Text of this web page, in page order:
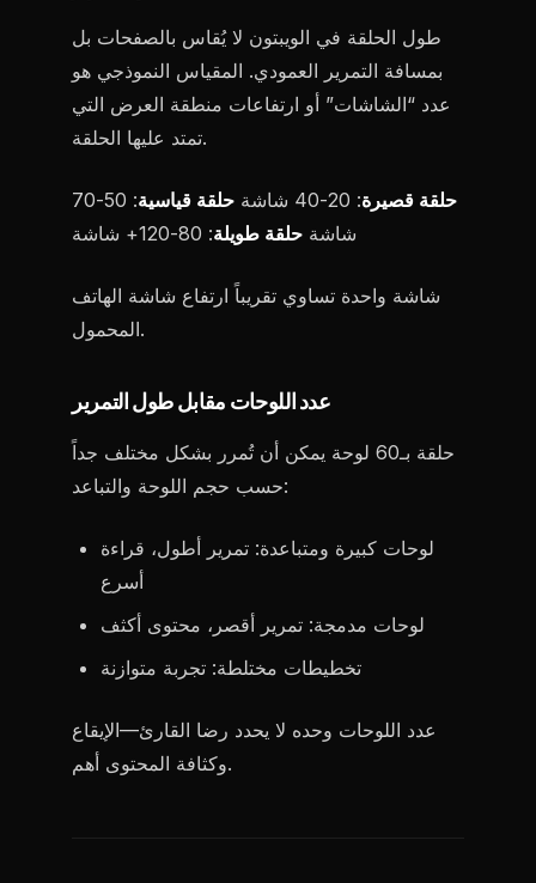
طول الحلقة في الويبتون لا يُقاس بالصفحات بل
بمسافة التمرير العمودي. المقياس النموذجي هو
عدد “الشاشات” أو ارتفاعات منطقة العرض التي
تمتد عليها الحلقة.
حلقة قصيرة: 20-40 شاشة حلقة قياسية
: 50-70
شاشة حلقة طويلة: 80-120+ شاشة
شاشة واحدة تساوي تقريباً ارتفاع شاشة الهاتف
المحمول.
عدد اللوحات مقابل طول التمرير
حلقة بـ60 لوحة يمكن أن تُمرر بشكل مختلف جداً
حسب حجم اللوحة والتباعد:
لوحات كبيرة ومتباعدة: تمرير أطول، قراءة
أسرع
لوحات مدمجة: تمرير أقصر، محتوى أكثف
تخطيطات مختلطة: تجربة متوازنة
عدد اللوحات وحده لا يحدد رضا القارئ—الإيقاع
وكثافة المحتوى أهم.